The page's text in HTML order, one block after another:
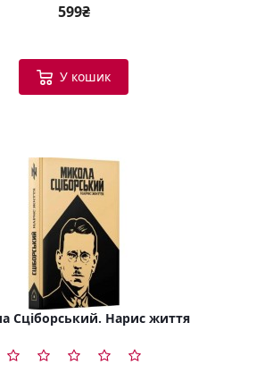
599₴
У кошик
Сціборський. Нарис життя